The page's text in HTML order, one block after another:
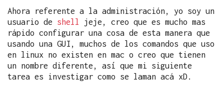
Ahora referente a la administración, yo soy un
usuario de shell jeje, creo que es mucho mas
rápido configurar una cosa de esta manera que
usando una GUI, muchos de los comandos que uso
en linux no existen en mac o creo que tienen
un nombre diferente, así que mi siguiente
tarea es investigar como se laman acá xD.